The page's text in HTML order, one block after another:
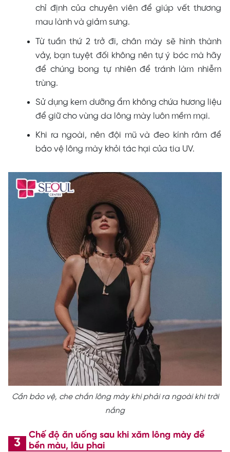
chỉ định của chuyên viên để giúp vết thương
mau lành và giảm sưng.
Từ tuần thứ 2 trở đi, chân mày sẽ hình thành
vảy, bạn tuyệt đối không nên tự ý bóc mà hãy
để chúng bong tự nhiên để tránh làm nhiễm
trùng.
Sử dụng kem dưỡng ẩm không chứa hương liệu
để giữ cho vùng da lông mày luôn mềm mại.
Khi ra ngoài, nên đội mũ và đeo kính râm để
bảo vệ lông mày khỏi tác hại của tia UV.
Cần bảo vệ, che chắn lông mày khi phải ra ngoài khi trời
nắng
Chế độ ăn uống sau khi xăm lông mày để
bền màu, lâu phai